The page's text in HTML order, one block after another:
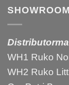
SHOWROOM
WH1 Ruko
WH2 Ruko